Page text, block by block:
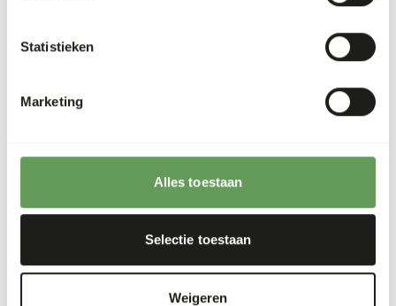
Statistieken
Marketing
Alles toestaan
Selectie toestaan
Weigeren
Ook interessant
KB
Mix